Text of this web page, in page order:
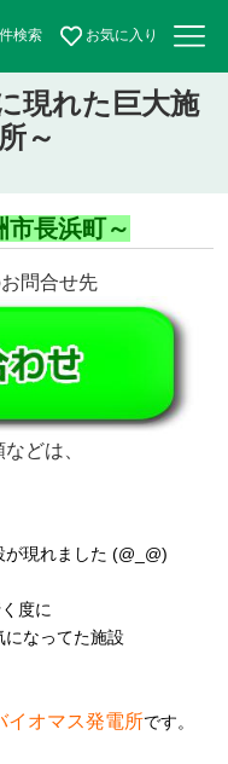
検索 お気に入り
現れた巨大施
～
長浜町～
問合せ先
どは、
が現れました (@_@)
度に
になってた施設
イオマス発電所です。